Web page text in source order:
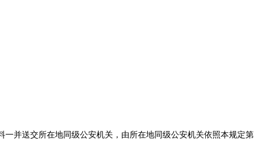
并送交所在地同级公安机关，由所在地同级公安机关依照本规定第